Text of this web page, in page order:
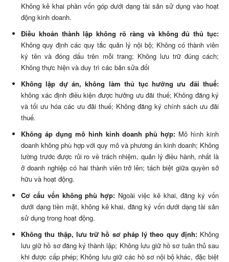
Không kê khai phần vốn góp dưới dạng tài sản sử dụng vào hoạt
động kinh doanh.
Điều khoản thành lập không rõ ràng và không đủ thủ tục:
Không quy định các quy tắc quản lý nội bộ; Không có thành viên
ký tên và đóng dấu trên mỗi trang; Không lưu trữ đúng cách;
Không thực hiện và duy trì các bản sửa đổi
Không lập dự án, không làm thủ tục hưởng ưu đãi thuế:
không xác định điều kiện được hưởng ưu đãi thuế; Không đăng ký
và tối ưu hóa các ưu đãi thuế; Không đăng ký chính sách ưu đãi
thuế.
Không áp dụng mô hình kinh doanh phù hợp: Mô hình kinh
doanh không phù hợp với quy mô và phương án kinh doanh; Không
lường trước được rủi ro về trách nhiệm, quản lý điều hành, nhất là
ở doanh nghiệp có hai thành viên trở lên; tách biệt giữa quyền sở
hữu và hoạt động.
Cơ cấu vốn không phù hợp: Ngoài việc kê khai, đăng ký vốn
dưới dạng tiền mặt, không kê khai, đăng ký vốn dưới dạng tài sản
sử dụng trong hoạt động.
Không thu thập, lưu trữ hồ sơ pháp lý theo quy định:Không
lưu giữ hồ sơ đăng ký thành lập; Không lưu giữ hồ sơ tuân thủ sau
khi được cấp phép; Không lưu giữ các hồ sơ nội bộ khác, đặc biệt